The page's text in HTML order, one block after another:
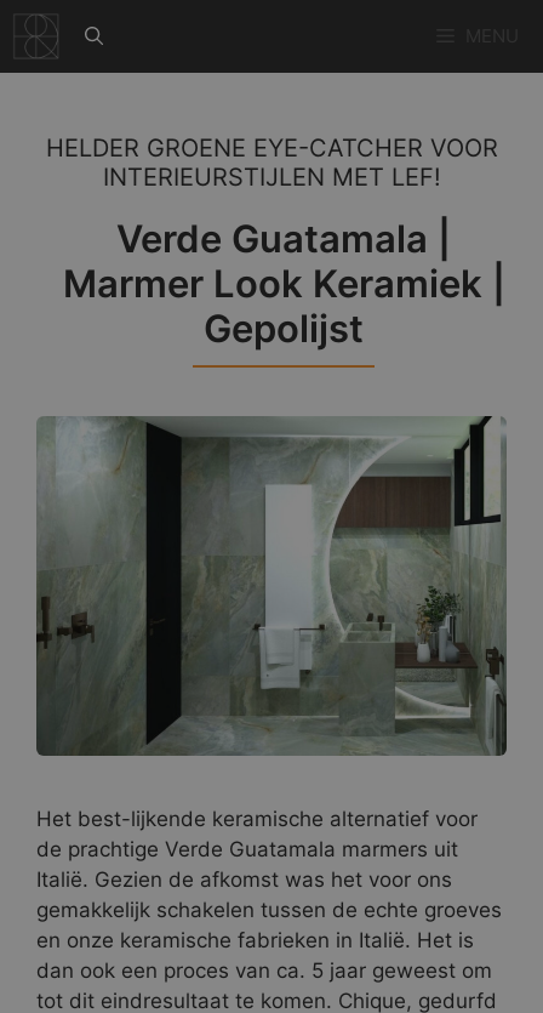
naar
de
HELDER GROENE EYE-CATCHER VOOR
INTERIEURSTIJLEN MET LEF!
Verde Guatamala |
Marmer Look Keramiek |
Gepolijst
Het best-lijkende keramische alternatief voor
de prachtige Verde Guatamala marmers uit
Italië. Gezien de afkomst was het voor ons
gemakkelijk schakelen tussen de echte groeves
en onze keramische fabrieken in Italië. Het is
dan ook een proces van ca. 5 jaar geweest om
tot dit eindresultaat te komen. Chique, gedurfd